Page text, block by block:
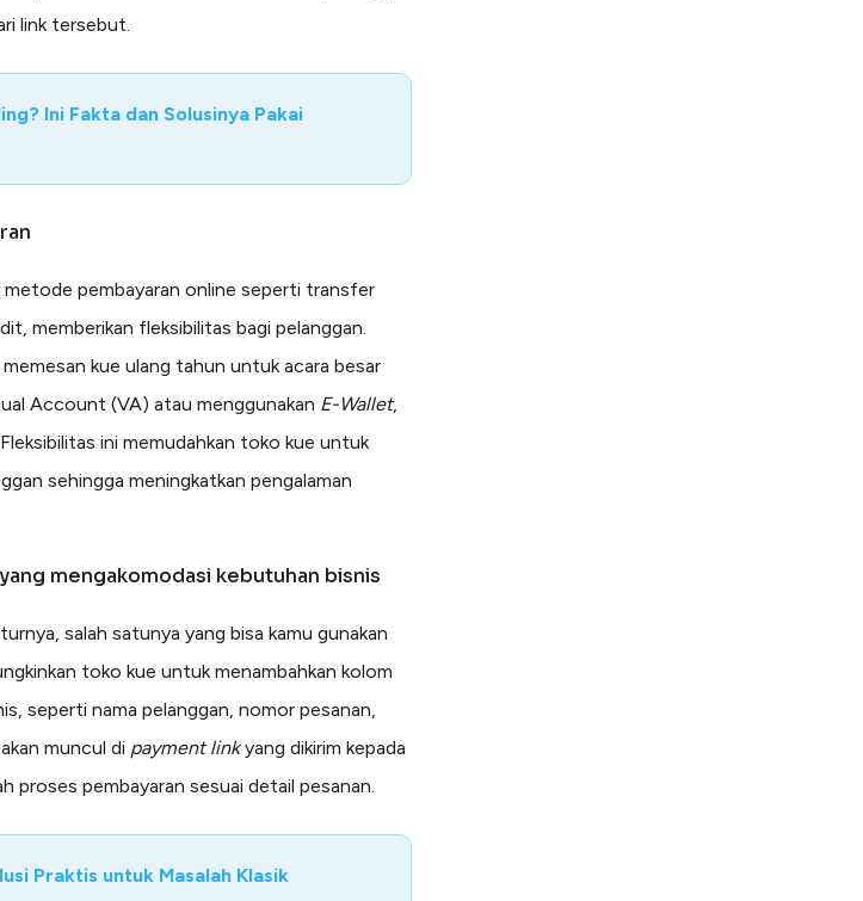
link tersebut.
Ini Fakta dan Solusinya Pakai
pembayaran online seperti transfer
memberikan fleksibilitas bagi pelanggan.
kue ulang tahun untuk acara besar
Account (VA) atau menggunakan E-Wallet,
ini memudahkan toko kue untuk
sehingga meningkatkan pengalaman
mengakomodasi kebutuhan bisnis
salah satunya yang bisa kamu gunakan
toko kue untuk menambahkan kolom
seperti nama pelanggan, nomor pesanan,
muncul di payment linkyang dikirim kepada
proses pembayaran sesuai detail pesanan.
Praktis untuk Masalah Klasik